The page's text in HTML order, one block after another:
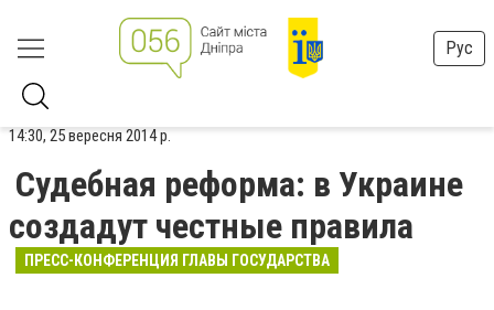
Рус
14:30, 25 вересня 2014 р.
Судебная реформа: в Украине
создадут честные правила
ПРЕСС-КОНФЕРЕНЦИЯ ГЛАВЫ ГОСУДАРСТВА